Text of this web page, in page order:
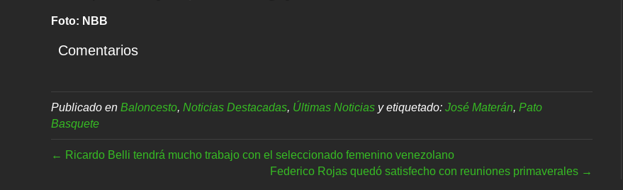
Foto: NBB
Comentarios
Publicado en Baloncesto, Noticias Destacadas, Últimas Noticias y etiquetado: José Materán, Pato
Basquete
← Ricardo Belli tendrá mucho trabajo con el seleccionado femenino venezolano
Federico Rojas quedó satisfecho con reuniones primaverales →